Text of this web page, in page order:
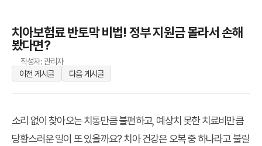
치아보험료 반토막 비법! 정부 지원금 몰라서 손해
봤다면?
작성자: 관리자
이전 게시글
다음 게시글
소리 없이 찾아오는 치통만큼 불편하고, 예상치 못한 치료비만큼
당황스러운 일이 또 있을까요? 치아 건강은 오복 중 하나라고 불릴